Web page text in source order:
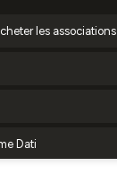
les associations
Dati